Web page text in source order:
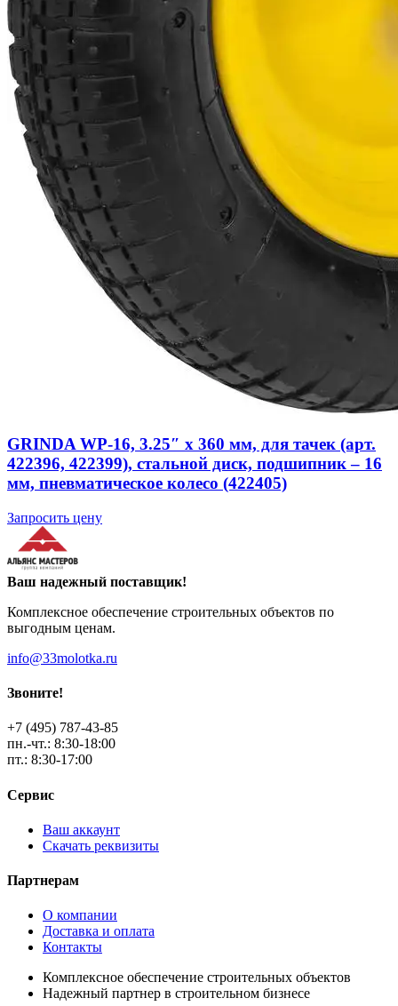
GRINDA WP-16, 3.25″ х 360 мм, для тачек (арт.
422396, 422399), стальной диск, подшипник – 16
мм, пневматическое колесо (422405)
Запросить цену
Ваш надежный поставщик!
Комплексное обеспечение строительных объектов по
выгодным ценам.
info@33molotka.ru
Звоните!
+7 (495) 787-43-85
пн.-чт.: 8:30-18:00
пт.: 8:30-17:00
Сервис
Ваш аккаунт
Скачать реквизиты
Партнерам
О компании
Доставка и оплата
Контакты
Комплексное обеспечение строительных объектов
Надежный партнер в строительном бизнесе